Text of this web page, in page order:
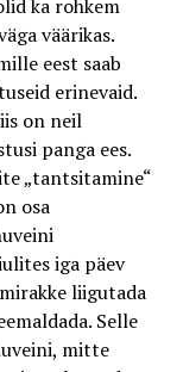
ka rohkem
väärikas.
eest saab
erinevaid.
on neil
panga ees.
„tantsitamine“
osa
iga päev
liigutada
Selle
mitte